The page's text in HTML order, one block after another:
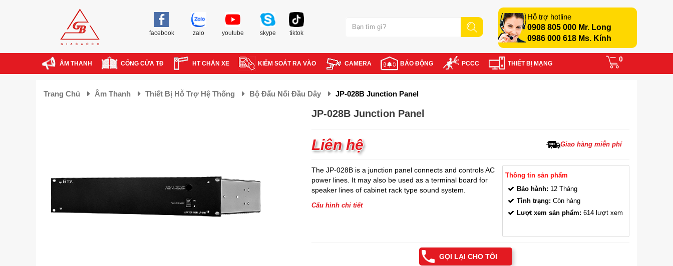
Hỗ trợ hotline
0908 805 000 Mr. Long
0986 000 618 Ms. Kính
facebook zalo youtube skype tiktok
ÂM THANH CỔNG CỬA TĐ HT CHẮN XE KIỂM SOÁT RA VÀO CAMERA BÁO ĐỘNG PCCC THIẾT BỊ MẠNG
0
Trang Chủ Âm Thanh Thiết Bị Hỗ Trợ Hệ Thống Bộ Đấu Nối Đầu Dây JP-028B Junction Panel
JP-028B Junction Panel
Liên hệ Giao hàng miễn phí
The JP-028B is a junction panel connects and controls AC
power lines. It may also be used as a terminal board for
speaker lines of cabinet rack type sound system.
Cấu hình chi tiết
Thông tin sản phẩm
Bảo hành: 12 Tháng
Tình trạng: Còn hàng
Lượt xem sản phẩm: 614 lượt xem
GỌI LẠI CHO TÔI